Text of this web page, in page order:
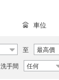
車位
至
最高價
洗手間 任何